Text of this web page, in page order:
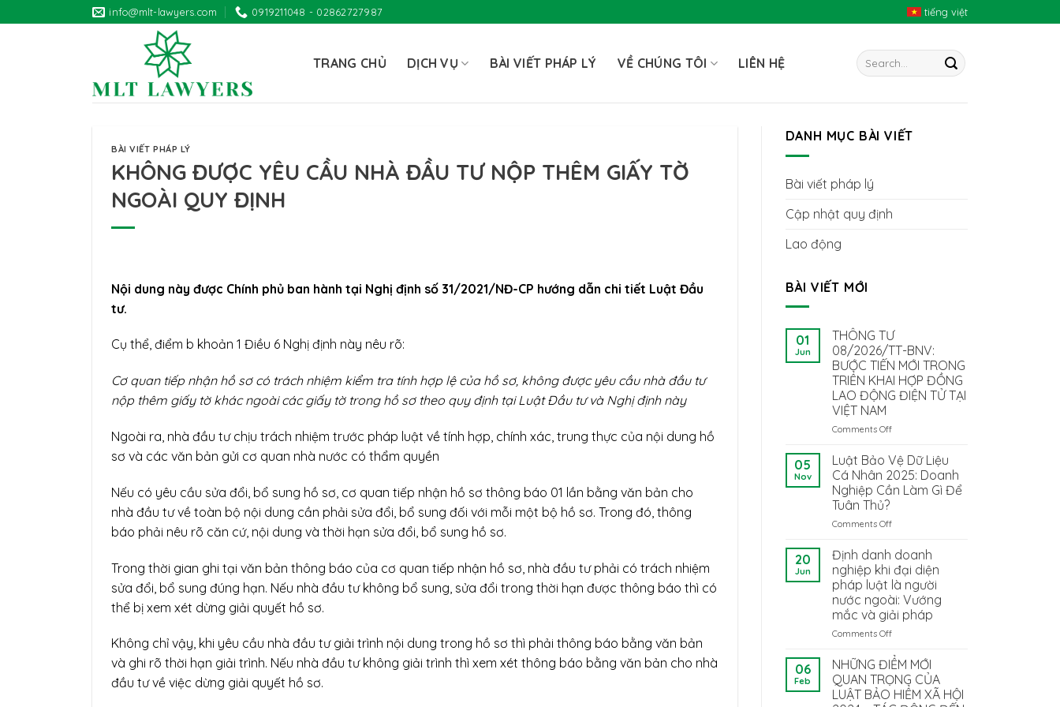
info@mlt-lawyers.com 0919211048 - 02862727987 tiếng việt
TRANG CHỦ DỊCH VỤ BÀI VIẾT PHÁP LÝ VỀ CHÚNG TÔI LIÊN HỆ
BÀI VIẾT PHÁP LÝ
KHÔNG ĐƯỢC YÊU CẦU NHÀ ĐẦU TƯ NỘP THÊM GIẤY TỜ
NGOÀI QUY ĐỊNH
Nội dung này được Chính phủ ban hành tại Nghị định số 31/2021/NĐ-CP hướng dẫn chi tiết Luật Đầu
tư.
Cụ thể, điểm b khoản 1 Điều 6 Nghị định này nêu rõ:
Cơ quan tiếp nhận hồ sơ có trách nhiệm kiểm tra tính hợp lệ của hồ sơ, không được yêu cầu nhà đầu tư
nộp thêm giấy tờ khác ngoài các giấy tờ trong hồ sơ theo quy định tại Luật Đầu tư và Nghị định này
Ngoài ra, nhà đầu tư chịu trách nhiệm trước pháp luật về tính hợp, chính xác, trung thực của nội dung hồ
sơ và các văn bản gửi cơ quan nhà nước có thẩm quyền
Nếu có yêu cầu sửa đổi, bổ sung hồ sơ, cơ quan tiếp nhận hồ sơ thông báo 01 lần bằng văn bản cho
nhà đầu tư về toàn bộ nội dung cần phải sửa đổi, bổ sung đối với mỗi một bộ hồ sơ. Trong đó, thông
báo phải nêu rõ căn cứ, nội dung và thời hạn sửa đổi, bổ sung hồ sơ.
Trong thời gian ghi tại văn bản thông báo của cơ quan tiếp nhận hồ sơ, nhà đầu tư phải có trách nhiệm
sửa đổi, bổ sung đúng hạn. Nếu nhà đầu tư không bổ sung, sửa đổi trong thời hạn được thông báo thì có
thể bị xem xét dừng giải quyết hồ sơ.
Không chỉ vậy, khi yêu cầu nhà đầu tư giải trình nội dung trong hồ sơ thì phải thông báo bằng văn bản
và ghi rõ thời hạn giải trình. Nếu nhà đầu tư không giải trình thì xem xét thông báo bằng văn bản cho nhà
đầu tư về việc dừng giải quyết hồ sơ.
DANH MỤC BÀI VIẾT
Bài viết pháp lý
Cập nhật quy định
Lao động
BÀI VIẾT MỚI
01
Jun
THÔNG TƯ
08/2026/TT-BNV:
BƯỚC TIẾN MỚI TRONG
TRIỂN KHAI HỢP ĐỒNG
LAO ĐỘNG ĐIỆN TỬ TẠI
VIỆT NAM
Comments Offon
TƯ
08/2026/TT-
BNV:
BƯỚC
MỚI
TRIỂN
KHAI
HỢP
ĐỒNG
LAO
ĐỘNG
ĐIỆN
TẠI
VIỆT
NAM
05
Nov
Luật Bảo Vệ Dữ Liệu
Cá Nhân 2025: Doanh
Nghiệp Cần Làm Gì Để
Tuân Thủ?
Comments Offon
Bảo
Vệ
Dữ
Liệu
Cá
Nhân
2025:
Nghiệp
Cần
Làm
Gì
20
Jun
Định danh doanh
nghiệp khi đại diện
pháp luật là người
nước ngoài: Vướng
mắc và giải pháp
Comments Offon
danh
doanh
nghiệp
khi
06
Feb
NHỮNG ĐIỂM MỚI
QUAN TRỌNG CỦA
LUẬT BẢO HIỂM XÃ HỘI